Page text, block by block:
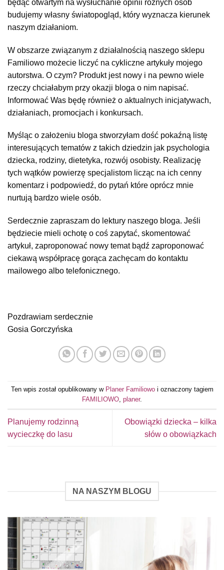
będąc otwartym na wysłuchanie opinii różnych osób
budujemy własny światopogląd, który wyznacza kierunek
naszym działaniom.
W obszarze związanym z działalnością naszego sklepu
Familiowo możecie liczyć na cykliczne artykuły mojego
autorstwa. O czym? Produkt jest nowy i na pewno wiele
rzeczy chciałabym przy okazji bloga o nim napisać.
Informować Was będę również o aktualnych inicjatywach,
działaniach, promocjach i konkursach.
Myśląc o założeniu bloga stworzyłam dość pokaźną listę
interesujących tematów z takich dziedzin jak psychologia
dziecka, rodziny, dietetyka, rozwój osobisty. Realizację
tych wątków powierzę specjalistom licząc na ich cenny
komentarz i podpowiedź, do pytań które oprócz mnie
nurtują bardzo wiele osób.
Serdecznie zapraszam do lektury naszego bloga. Jeśli
będziecie mieli ochotę o coś zapytać, skomentować
artykuł, zaproponować nowy temat bądź zaproponować
ciekawą współpracę gorąca zachęcam do kontaktu
mailowego albo telefonicznego.
Pozdrawiam serdecznie
Gosia Gorczyńska
Ten wpis został opublikowany w Planer Familiowoi oznaczony tagiem
FAMILIOWO, planer.
Planujemy rodzinną
wycieczkę do lasu
Obowiązki dziecka – kilka
słów o obowiązkach
NA NASZYM BLOGU